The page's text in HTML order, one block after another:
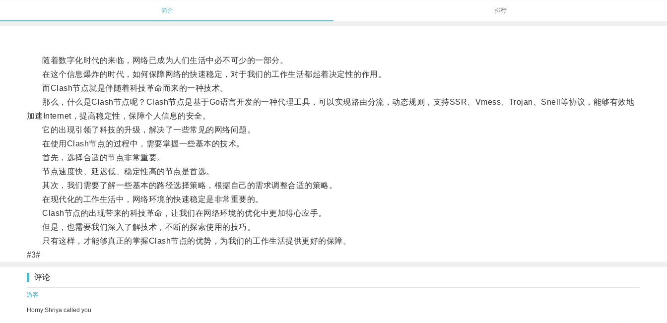
简介 排行
随着数字化时代的来临，网络已成为人们生活中必不可少的一部分。
在这个信息爆炸的时代，如何保障网络的快速稳定，对于我们的工作生活都起着决定性的作用。
而Clash节点就是伴随着科技革命而来的一种技术。
那么，什么是Clash节点呢？Clash节点是基于Go语言开发的一种代理工具，可以实现路由分流，动态规则，支持SSR、Vmess、Trojan、Snell等协议，能够有效地
加速Internet，提高稳定性，保障个人信息的安全。
它的出现引领了科技的升级，解决了一些常见的网络问题。
在使用Clash节点的过程中，需要掌握一些基本的技术。
首先，选择合适的节点非常重要。
节点速度快、延迟低、稳定性高的节点是首选。
其次，我们需要了解一些基本的路径选择策略，根据自己的需求调整合适的策略。
在现代化的工作生活中，网络环境的快速稳定是非常重要的。
Clash节点的出现带来的科技革命，让我们在网络环境的优化中更加得心应手。
但是，也需要我们深入了解技术，不断的探索使用的技巧。
只有这样，才能够真正的掌握Clash节点的优势，为我们的工作生活提供更好的保障。
#3#
评论
游客
Horny Shriya called you